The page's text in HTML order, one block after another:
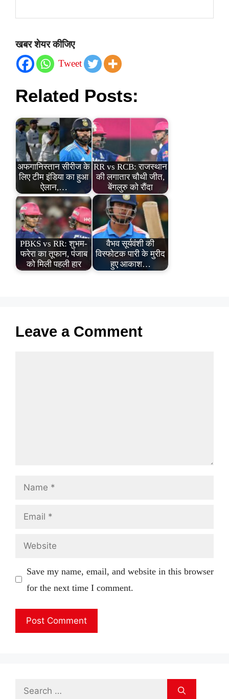
खबर शेयर कीजिए
Tweet
Related Posts:
अफगानिस्तान सीरीज के
लिए टीम इंडिया का हुआ
ऐलान,…
RR vs RCB: राजस्थान
की लगातार चौथी जीत,
बेंगलुरु को रौंदा
PBKS vs RR: शुभम-
फरेरा का तूफान, पंजाब
को मिली पहली हार
वैभव सूर्यवंशी की
विस्फोटक पारी के मुरीद
हुए आकाश…
Leave a Comment
Name
Email
Website
Save my name, email, and website in this browser
for the next time I comment.
Search